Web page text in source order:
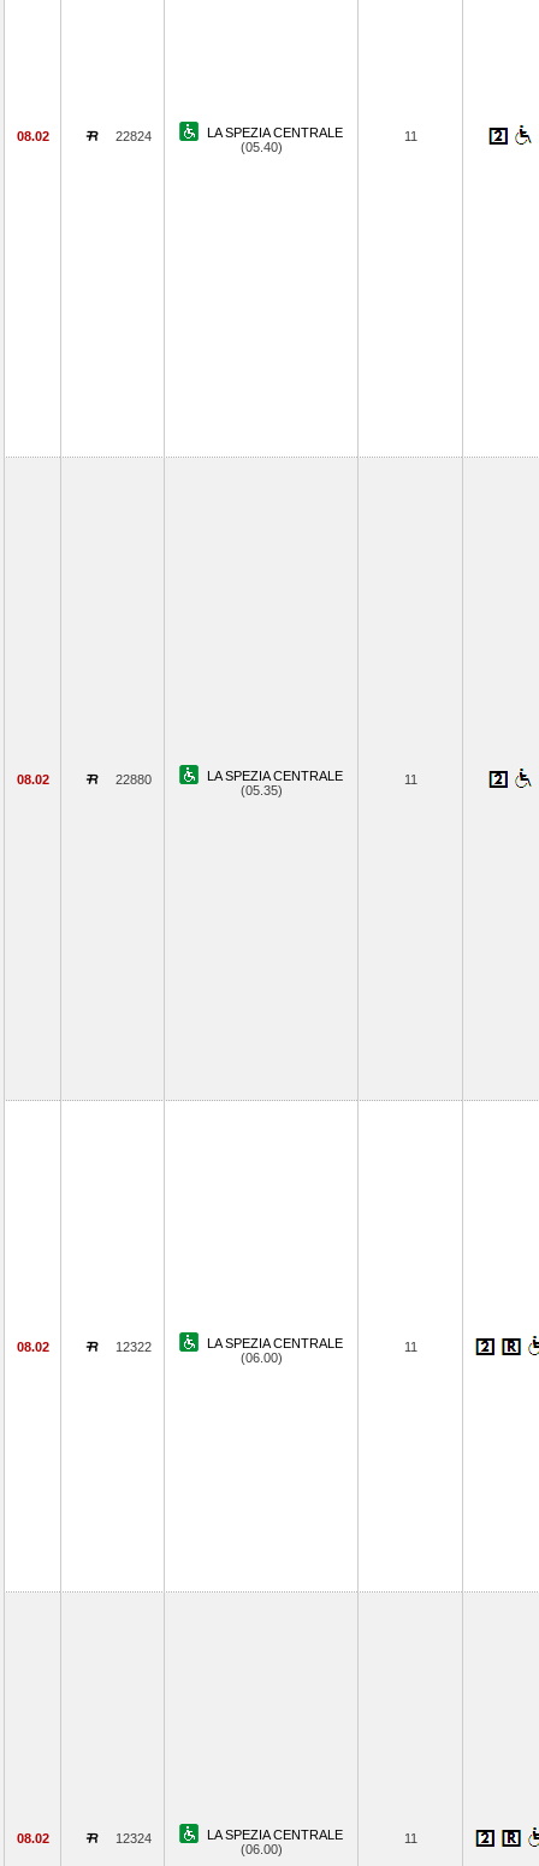
08.02 22824
LA SPEZIA CENTRALE
(05.40)
11
08.02 22880
LA SPEZIA CENTRALE
(05.35)
11
08.02 12322
LA SPEZIA CENTRALE
(06.00)
11
08.02 12324
LA SPEZIA CENTRALE
(06.00)
11